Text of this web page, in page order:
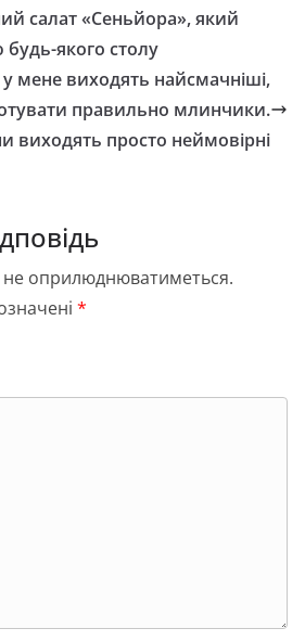
л
и
т
и
с
салат «Сеньйора», який
якого столу
мене виходять найсмачніші,
правильно млинчики.
виходять просто неймовірні
оприлюднюватиметься.
*